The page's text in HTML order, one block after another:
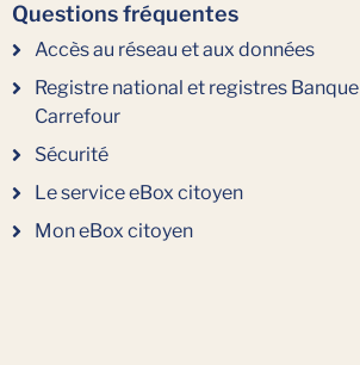
Questions fréquentes
Accès au réseau et aux données
Registre national et registres Banque
Carrefour
Sécurité
Le service eBox citoyen
Mon eBox citoyen